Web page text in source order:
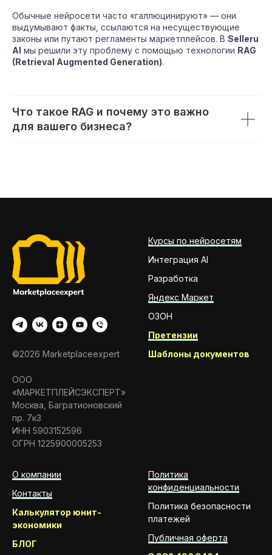
Обычные нейросети часто «галлюцинируют» — они
выдумывают факты, ссылаются на несуществующие
законы или путают регламенты маркетплейсов. В Selleru
AI мы решили эту проблему с помощью технологии RAG
(Retrieval Augmented Generation).
Что такое RAG и почему это важно
для вашего бизнеса?
©2026 Marketplaceexpert
ООО
«МАРКЕТПЛЕЙСЭКСПЕРТ»
Москва, Багратионовский
пр. 7к3
ИНН 5903152596
ОГРН 1225900005253
Курсы по нейросетям
Интеграция AI
Разработка
Яндекс Маркет
ОЗОН
Претензии
Шаблоны документов
О компании
Контакты
Калькулятор юнит-
экономики
БЛОГ
Политика
конфиденциальности
Политика безопасности
платежей
Публичная оферта